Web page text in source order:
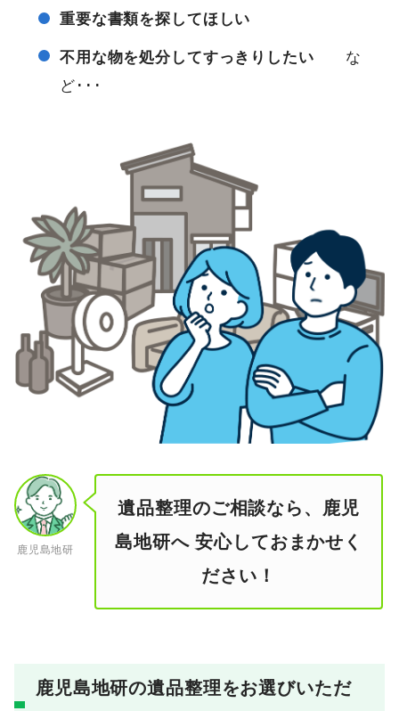
重要な書類を探してほしい
不用な物を処分してすっきりしたい な
ど･･･
鹿児島地研
遺品整理のご相談なら、鹿児
島地研へ 安心しておまかせく
ださい！
鹿児島地研の遺品整理をお選びいただ